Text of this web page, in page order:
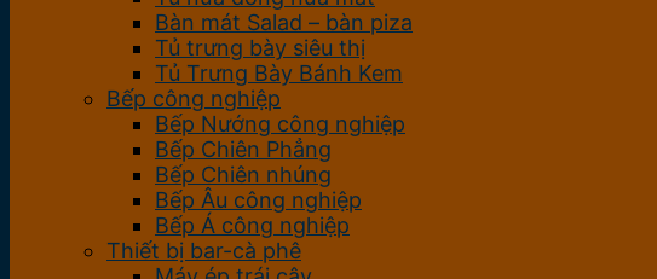
Bàn mát Salad – bàn piza
Tủ trưng bày siêu thị
Tủ Trưng Bày Bánh Kem
Bếp công nghiệp
Bếp Nướng công nghiệp
Bếp Chiên Phẳng
Bếp Chiên nhúng
Bếp Âu công nghiệp
Bếp Á công nghiệp
Thiết bị bar-cà phê